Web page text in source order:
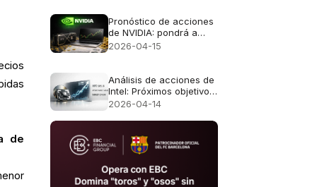
de
Pronóstico de acciones
de NVIDIA: pondrá a
prueba el nivel de $190
2026-04-15
Análisis de acciones de
Intel: Próximos objetivos
de precio
2026-04-14